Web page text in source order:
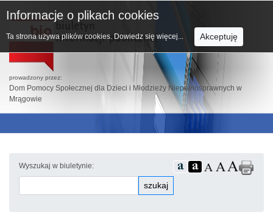
prowadzony przez:
Dom Pomocy Społecznej dla Dzieci i Młodzieży Niepełnosprawnych w
Mrągowie
Wyszukaj w biuletynie:
szukaj
Informacje o plikach cookies
Ta strona używa plików cookies. Dowiedz się więcej... Akceptuję